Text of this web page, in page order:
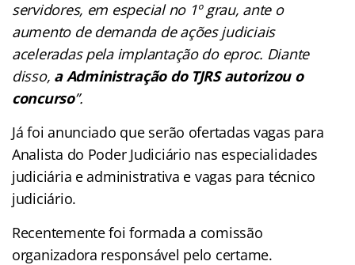
servidores, em especial no 1º grau, ante o
aumento de demanda de ações judiciais
aceleradas pela implantação do eproc. Diante
disso, a Administração do TJRS autorizou o
concurso”.
Já foi anunciado que serão ofertadas vagas para
Analista do Poder Judiciário nas especialidades
judiciária e administrativa e vagas para técnico
judiciário.
Recentemente foi formada a comissão
organizadora responsável pelo certame.